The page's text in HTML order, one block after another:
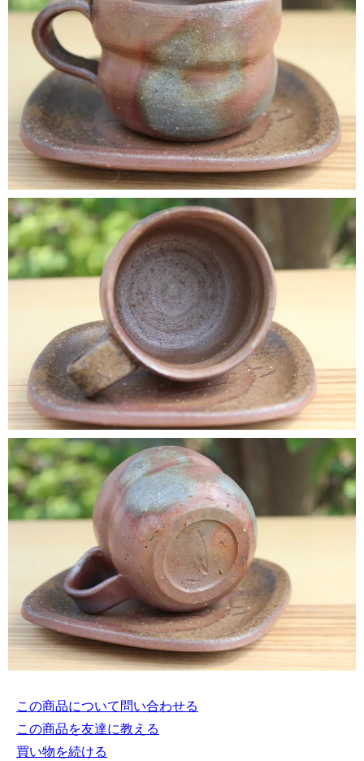
この商品について問い合わせる
この商品を友達に教える
買い物を続ける